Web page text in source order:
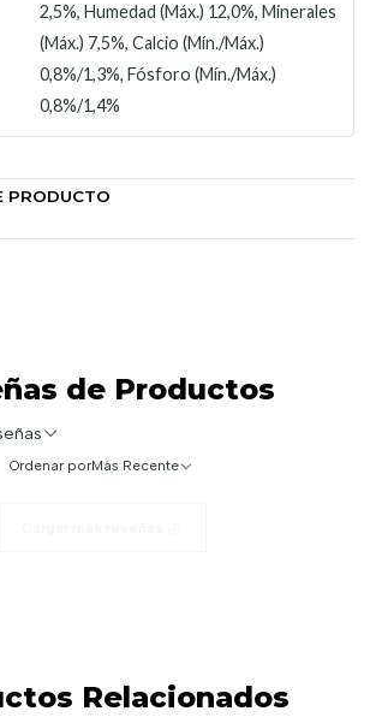
2,5%, Humedad (Máx.) 12,0%, Minerales
(Máx.) 7,5%, Calcio (Mín./Máx.)
0,8%/1,3%, Fósforo (Mín./Máx.)
0,8%/1,4%
PRODUCTO
de Productos
Ordenar porMás Recente
Relacionados